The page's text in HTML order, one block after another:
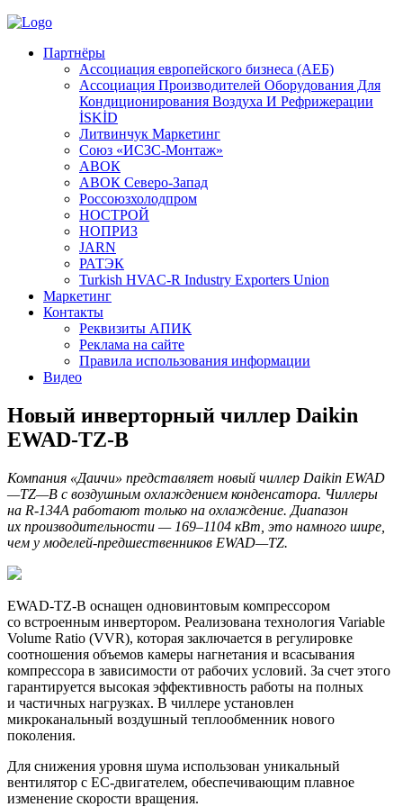
Партнёры
Ассоциация европейского бизнеса (АЕБ)
Aссоциация Производителей Оборудования Для
Кондиционирования Воздуха И Рефрижерации
İSKİD
Литвинчук Маркетинг
Союз «ИСЗС-Монтаж»
АВОК
АВОК Северо-Запад
Россоюзхолодпром
НОСТРОЙ
НОПРИЗ
JARN
РАТЭК
Turkish HVAC-R Industry Exporters Union
Маркетинг
Контакты
Реквизиты АПИК
Реклама на сайте
Правила использования информации
Видео
Новый инверторный чиллер Daikin
EWAD-TZ-B
Компания «Даичи» представляет новый чиллер Daikin EWAD
—TZ—B с воздушным охлаждением конденсатора. Чиллеры
на R-134A работают только на охлаждение. Диапазон
их производительности — 169–1104 кВт, это намного шире,
чем у моделей-предшественников EWAD—TZ.
EWAD-TZ-B оснащен одновинтовым компрессором
со встроенным инвертором. Реализована технология Variable
Volume Ratio (VVR), которая заключается в регулировке
соотношения объемов камеры нагнетания и всасывания
компрессора в зависимости от рабочих условий. За счет этого
гарантируется высокая эффективность работы на полных
и частичных нагрузках. В чиллере установлен
микроканальный воздушный теплообменник нового
поколения.
Для снижения уровня шума использован уникальный
вентилятор с EC-двигателем, обеспечивающим плавное
изменение скорости вращения.